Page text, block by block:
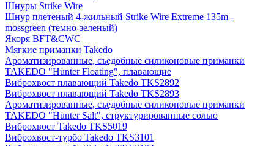
Шнуры Strike Wire
Шнур плетеный 4-жильный Strike Wire Extreme 135m -
mossgreen (темно-зеленый)
Якоря BFT&CWC
Мягкие приманки Takedo
Ароматизированные, съедобные силиконовые приманки
TAKEDO "Hunter Floating", плавающие
Виброхвост плавающий Takedo TKS2892
Виброхвост плавающий Takedo TKS2893
Ароматизированные, съедобные силиконовые приманки
TAKEDO "Hunter Salt", структурированные солью
Виброхвост Takedo TKS5019
Виброхвост-турбо Takedo TKS3101